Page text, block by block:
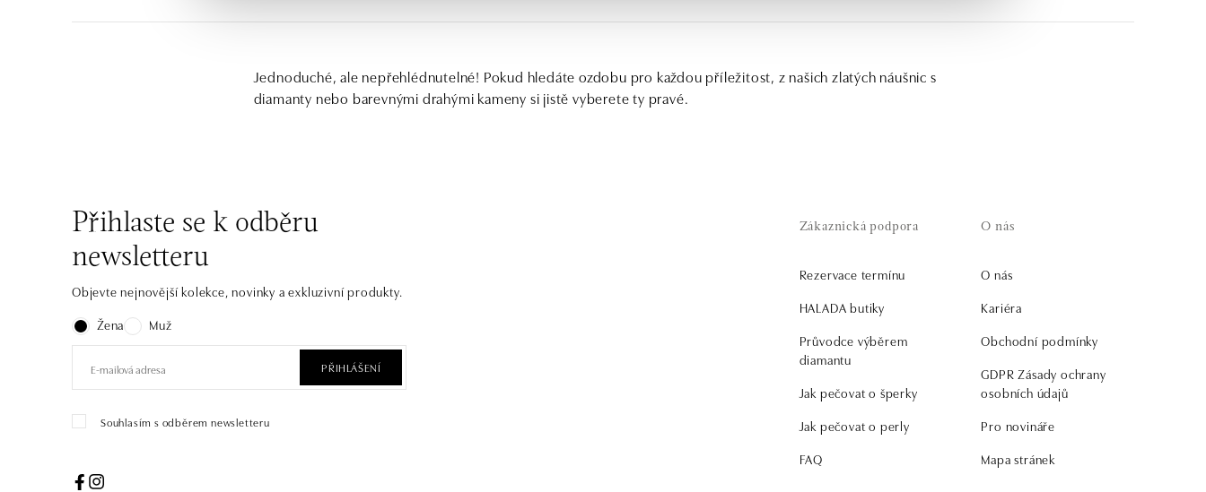
Jednoduché, ale nepřehlédnutelné! Pokud hledáte ozdobu pro každou příležitost, z našich zlatých náušnic s
diamanty nebo barevnými drahými kameny si jistě vyberete ty pravé.
Přihlaste se k odběru
newsletteru
Objevte nejnovější kolekce, novinky a exkluzivní produkty.
Žena
Muž
PŘIHLÁŠENÍ
Souhlasím s odběrem newsletteru
Zákaznická podpora
Rezervace termínu
HALADA butiky
Průvodce výběrem
diamantu
Jak pečovat o šperky
Jak pečovat o perly
FAQ
O nás
O nás
Kariéra
Obchodní podmínky
GDPR Zásady ochrany
osobních údajů
Pro novináře
Mapa stránek